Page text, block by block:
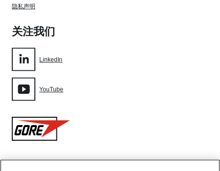
隐私声明
关注我们
LinkedIn
YouTube
Gore